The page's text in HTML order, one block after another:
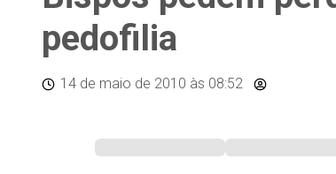
pedofilia
14 de maio de 2010 às 08:52